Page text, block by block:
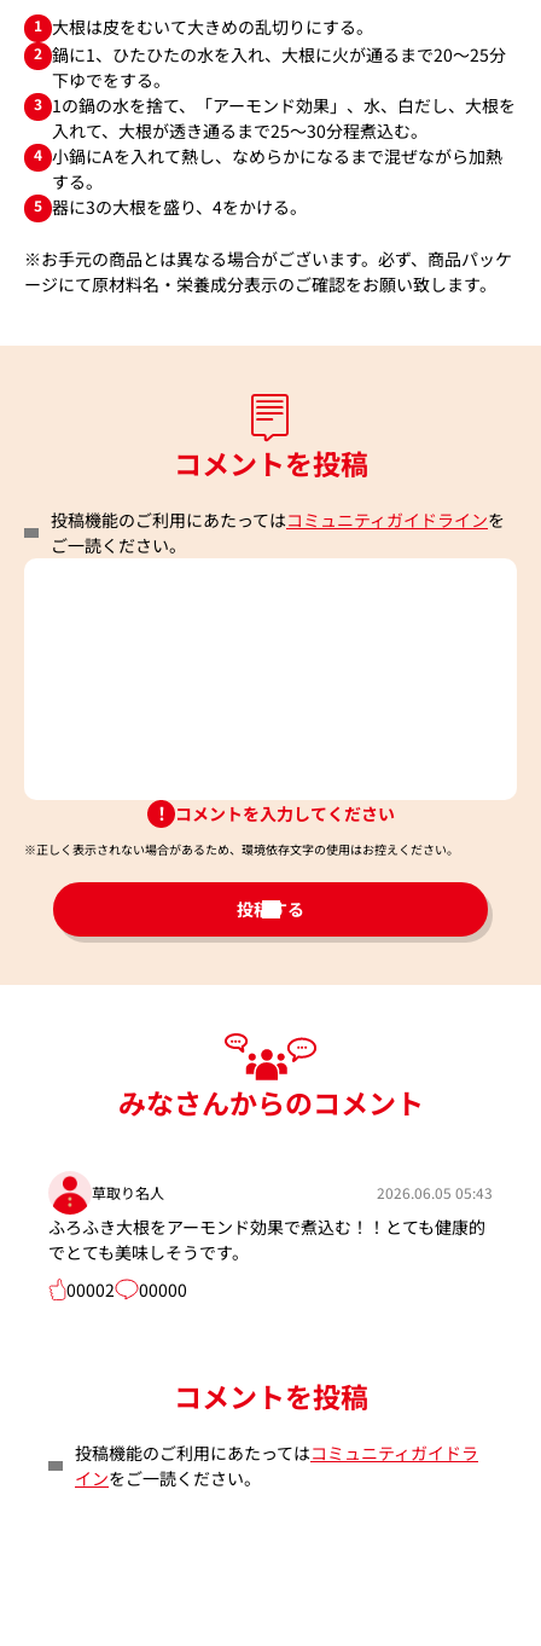
1 大根は皮をむいて大きめの乱切りにする。
2 鍋に1、ひたひたの水を入れ、大根に火が通るまで20～25分
下ゆでをする。
3 1の鍋の水を捨て、「アーモンド効果」、水、白だし、大根を
入れて、大根が透き通るまで25～30分程煮込む。
4 小鍋にAを入れて熱し、なめらかになるまで混ぜながら加熱
する。
5 器に3の大根を盛り、4をかける。
※お手元の商品とは異なる場合がございます。必ず、商品パッケ
ージにて原材料名・栄養成分表示のご確認をお願い致します。
コメントを投稿
投稿機能のご利用にあたってはコミュニティガイドラインを
ご一読ください。
コメントを入力してください
※正しく表示されない場合があるため、環境依存文字の使用はお控えください。​
投稿する
みなさんからのコメント
草取り名人 2026.06.05 05:43
ふろふき大根をアーモンド効果で煮込む！！とても健康的
でとても美味しそうです。
00002
00000
コメントを投稿
投稿機能のご利用にあたってはコミュニティガイドラ
インをご一読ください。